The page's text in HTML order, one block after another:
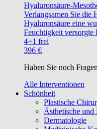
Hyaluronsäure-
Verlangsamen Sie die
Hyaluronsäure eine
Feuchtigkeit versorgte
4+1 frei
396 €
Haben Sie noch
Alle Interventionen
Schönheit
Plastische
Ästhetische und
Dermatologie